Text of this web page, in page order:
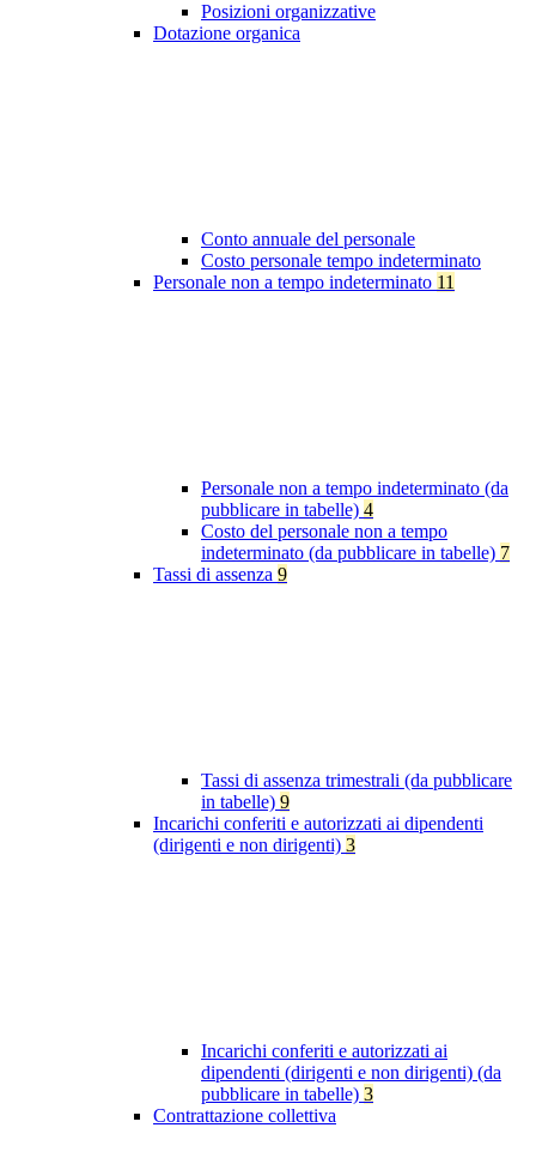
Posizioni organizzative
Dotazione organica
Conto annuale del personale
Costo personale tempo indeterminato
Personale non a tempo indeterminato 11
Personale non a tempo indeterminato (da
pubblicare in tabelle) 4
Costo del personale non a tempo
indeterminato (da pubblicare in tabelle) 7
Tassi di assenza 9
Tassi di assenza trimestrali (da pubblicare
in tabelle) 9
Incarichi conferiti e autorizzati ai dipendenti
(dirigenti e non dirigenti) 3
Incarichi conferiti e autorizzati ai
dipendenti (dirigenti e non dirigenti) (da
pubblicare in tabelle) 3
Contrattazione collettiva